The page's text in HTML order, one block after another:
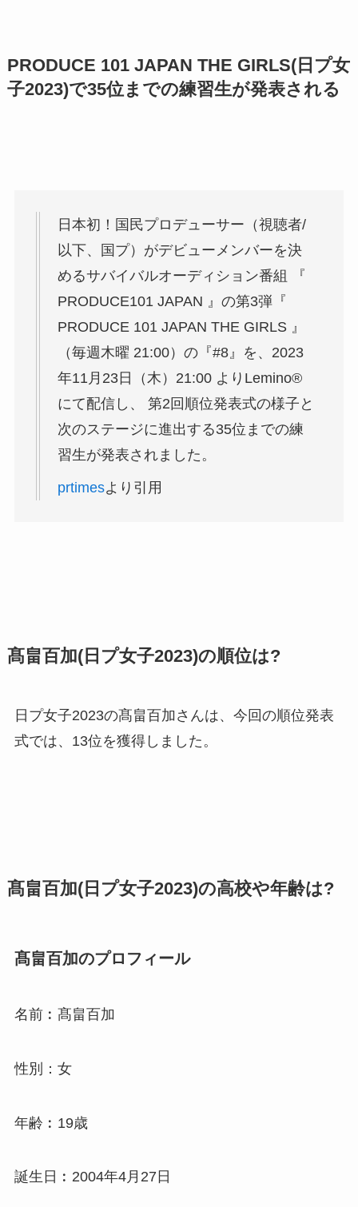
PRODUCE 101 JAPAN THE GIRLS(日プ女
子2023)で35位までの練習生が発表される
日本初！国民プロデューサー（視聴者/
以下、国プ）がデビューメンバーを決
めるサバイバルオーディション番組 『
PRODUCE101 JAPAN 』の第3弾『
PRODUCE 101 JAPAN THE GIRLS 』
（毎週木曜 21:00）の『#8』を、2023
年11月23日（木）21:00 よりLemino®
にて配信し、 第2回順位発表式の様子と
次のステージに進出する35位までの練
習生が発表されました。
prtimesより引用
髙畠百加(日プ女子2023)の順位は?
日プ女子2023の髙畠百加さんは、今回の順位発表
式では、13位を獲得しました。
髙畠百加(日プ女子2023)の高校や年齢は?
髙畠百加のプロフィール
名前︰髙畠百加
性別：女
年齢︰19歳
誕生日︰2004年4月27日